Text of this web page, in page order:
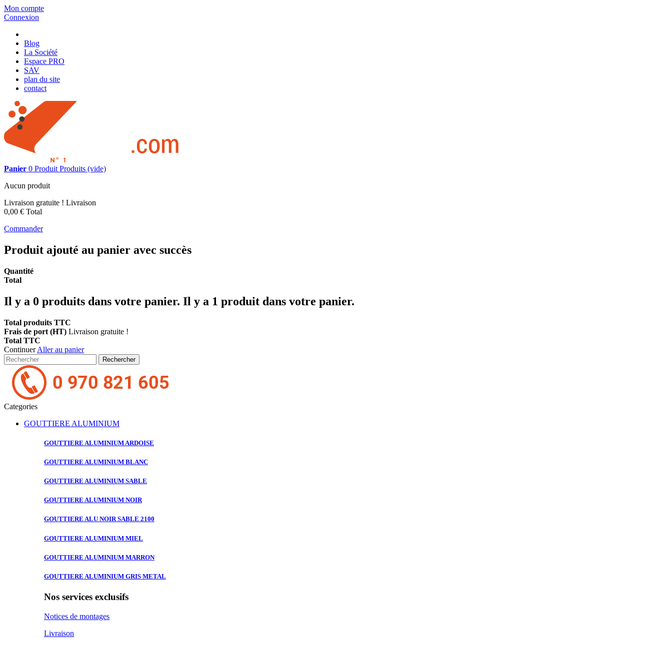
Mon compte
Connexion
Blog
La Société
Espace PRO
SAV
plan du site
contact
Panier 0 Produit Produits (vide)
Aucun produit
Livraison gratuite ! Livraison
0,00 € Total
Commander
Produit ajouté au panier avec succès
Quantité
Total
Il y a 0 produits dans votre panier. Il y a 1 produit dans votre panier.
Total produits TTC
Frais de port (HT) Livraison gratuite !
Total TTC
ContinuerAller au panier
Rechercher
Categories
GOUTTIERE ALUMINIUM
GOUTTIERE ALUMINIUM ARDOISE
GOUTTIERE ALUMINIUM BLANC
GOUTTIERE ALUMINIUM SABLE
GOUTTIERE ALUMINIUM NOIR
GOUTTIERE ALU NOIR SABLE 2100
GOUTTIERE ALUMINIUM MIEL
GOUTTIERE ALUMINIUM MARRON
GOUTTIERE ALUMINIUM GRIS METAL
Nos services exclusifs
Notices de montages
Livraison